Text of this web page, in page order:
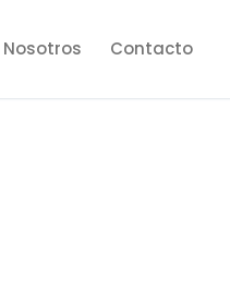
Nosotros Contacto